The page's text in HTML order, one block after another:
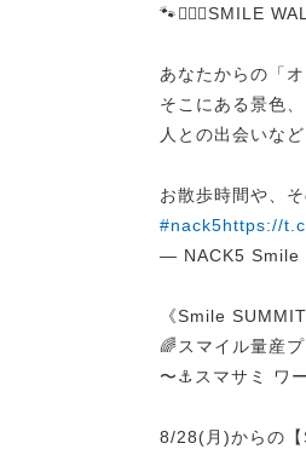
🐾🚶🏻‍♀️SMILE
あなたからの「
そこにある景色
人との出会いな
お散歩時間や、
#nack5https://
— NACK5 Smile
《Smile
🌈スマイル量産
〜⚓️スマサミ ワ
8/28(月)からの